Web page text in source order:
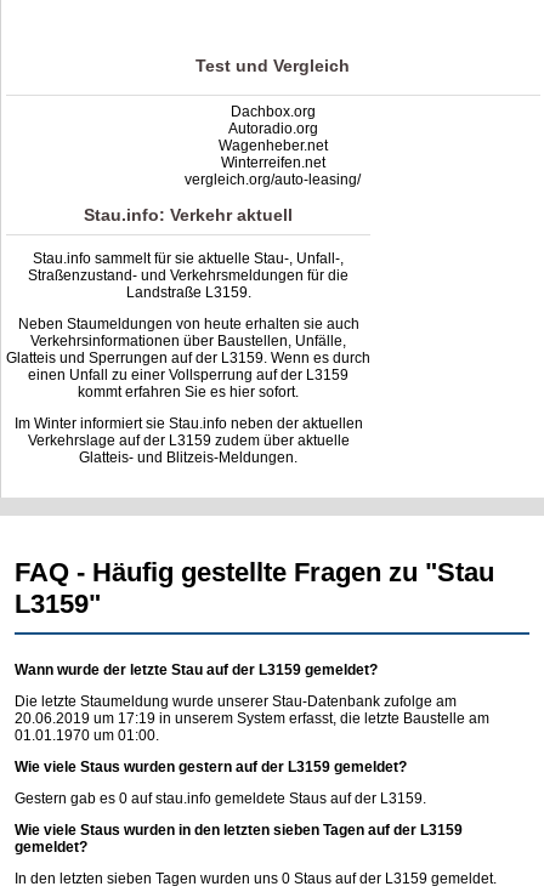
Test und Vergleich
Dachbox.org
Autoradio.org
Wagenheber.net
Winterreifen.net
vergleich.org/auto-leasing/
Stau.info: Verkehr aktuell
Stau.info sammelt für sie aktuelle Stau-, Unfall-,
Straßenzustand- und Verkehrsmeldungen für die
Landstraße L3159.
Neben Staumeldungen von heute erhalten sie auch
Verkehrsinformationen über Baustellen, Unfälle,
Glatteis und Sperrungen auf der L3159. Wenn es durch
einen Unfall zu einer Vollsperrung auf der L3159
kommt erfahren Sie es hier sofort.
Im Winter informiert sie Stau.info neben der aktuellen
Verkehrslage auf der L3159 zudem über aktuelle
Glatteis- und Blitzeis-Meldungen.
FAQ - Häufig gestellte Fragen zu "Stau
L3159"
Wann wurde der letzte Stau auf der L3159 gemeldet?
Die letzte Staumeldung wurde unserer Stau-Datenbank zufolge am
20.06.2019 um 17:19 in unserem System erfasst, die letzte Baustelle am
01.01.1970 um 01:00.
Wie viele Staus wurden gestern auf der L3159 gemeldet?
Gestern gab es 0 aufstau.info gemeldete Staus auf der L3159.
Wie viele Staus wurden in den letzten sieben Tagen auf der L3159
gemeldet?
In den letzten sieben Tagen wurden uns 0 Staus auf der L3159 gemeldet.